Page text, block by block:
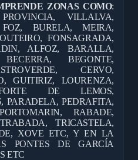
ZONAS COMO:
VILLALVA,
BURELA, MEIRA,
FONSAGRADA,
ALFOZ, BARALLA,
BEGONTE,
CERVO,
GUITIRIZ, LOURENZA,
DE LEMOS,
PARADELA, PEDRAFITA,
RABADE,
TRICASTELA,
XOVE ETC, Y EN LA
PONTES DE GARCÍA
ETC